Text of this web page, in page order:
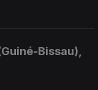
Bissau),